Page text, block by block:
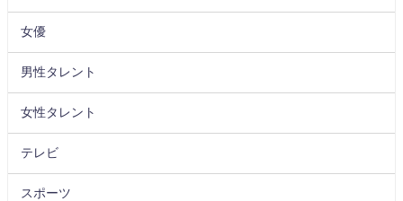
女優
男性タレント
女性タレント
テレビ
スポーツ